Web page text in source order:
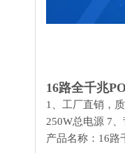
16路全千兆
1、工厂直销，
250W总电源 7、
产品名称：16路